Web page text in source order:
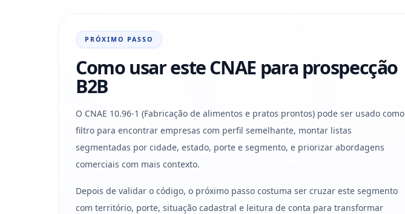
PRÓXIMO PASSO
Como usar este CNAE para prospecção
B2B
O CNAE 10.96-1 (Fabricação de alimentos e pratos prontos) pode ser usado como
filtro para encontrar empresas com perfil semelhante, montar listas
segmentadas por cidade, estado, porte e segmento, e priorizar abordagens
comerciais com mais contexto.
Depois de validar o código, o próximo passo costuma ser cruzar este segmento
com território, porte, situação cadastral e leitura de conta para transformar